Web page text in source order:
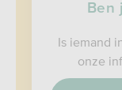
Ben
Is iemand
onze